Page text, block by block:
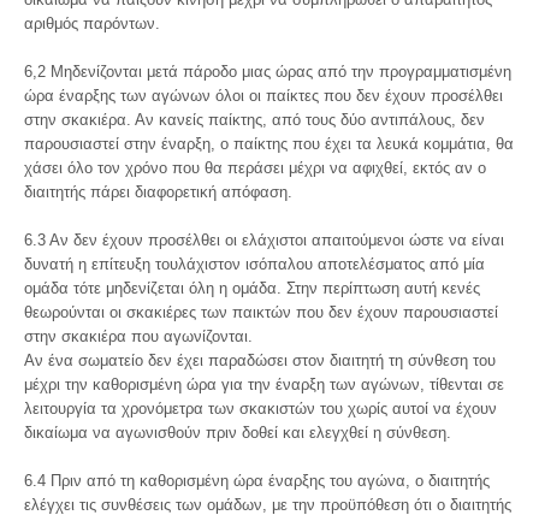
αριθμός παρόντων.
6,2 Μηδενίζονται μετά πάροδο μιας ώρας από την προγραμματισμένη
ώρα έναρξης των αγώνων όλοι οι παίκτες που δεν έχουν προσέλθει
στην σκακιέρα. Αν κανείς παίκτης, από τους δύο αντιπάλους, δεν
παρουσιαστεί στην έναρξη, ο παίκτης που έχει τα λευκά κομμάτια, θα
χάσει όλο τον χρόνο που θα περάσει μέχρι να αφιχθεί, εκτός αν ο
διαιτητής πάρει διαφορετική απόφαση.
6.3 Αν δεν έχουν προσέλθει οι ελάχιστοι απαιτούμενοι ώστε να είναι
δυνατή η επίτευξη τουλάχιστον ισόπαλου αποτελέσματος από μία
ομάδα τότε μηδενίζεται όλη η ομάδα. Στην περίπτωση αυτή κενές
θεωρούνται οι σκακιέρες των παικτών που δεν έχουν παρουσιαστεί
στην σκακιέρα που αγωνίζονται.
Αν ένα σωματείο δεν έχει παραδώσει στον διαιτητή τη σύνθεση του
μέχρι την καθορισμένη ώρα για την έναρξη των αγώνων, τίθενται σε
λειτουργία τα χρονόμετρα των σκακιστών του χωρίς αυτοί να έχουν
δικαίωμα να αγωνισθούν πριν δοθεί και ελεγχθεί η σύνθεση.
6.4 Πριν από τη καθορισμένη ώρα έναρξης του αγώνα, ο διαιτητής
ελέγχει τις συνθέσεις των ομάδων, με την προϋπόθεση ότι ο διαιτητής